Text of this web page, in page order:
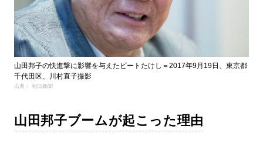
山田邦子の快進撃に影響を与えたビートたけし＝2017年9月19日、東京都
千代田区、川村直子撮影
出典： 朝日新聞
山田邦子ブームが起こった理由